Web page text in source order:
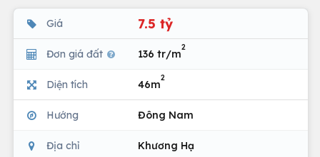
Giá 7.5 tỷ
Đơn giá đất 136 tr/m
2
Diện tích 46m
2
Hướng Đông Nam
Địa chỉ Khương Hạ